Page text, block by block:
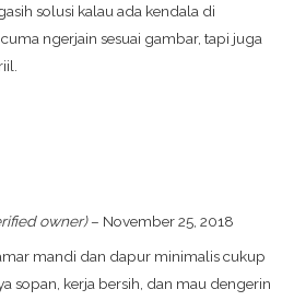
solusi kalau ada kendala di
ngerjain sesuai gambar, tapi juga
owner) – November 25, 2018
mandi dan dapur minimalis cukup
sopan, kerja bersih, dan mau dengerin